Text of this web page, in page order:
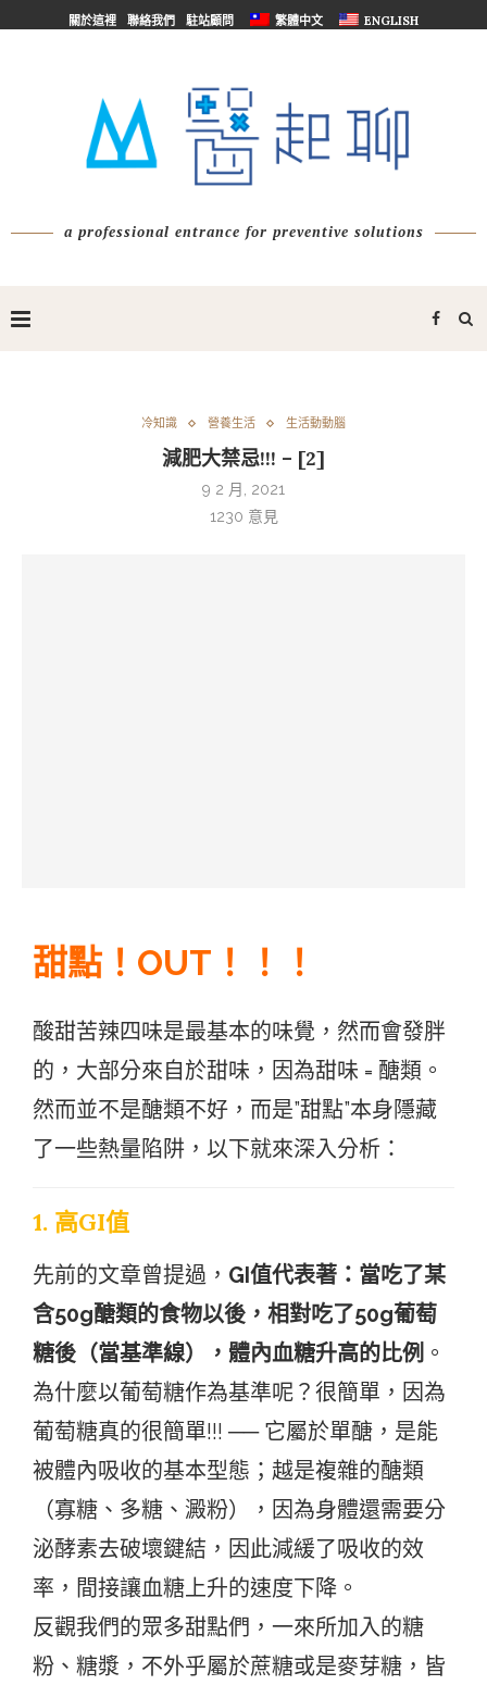
關於這裡 聯絡我們 駐站顧問 繁體中文 ENGLISH
a professional entrance for preventive solutions
冷知識 營養生活 生活動動腦
減肥大禁忌!!! – [2]
9 2 月, 2021
1230 意見
甜點！OUT！！！
酸甜苦辣四味是最基本的味覺，然而會發胖
的，大部分來自於甜味，因為甜味 = 醣類。
然而並不是醣類不好，而是”甜點”本身隱藏
了一些熱量陷阱，以下就來深入分析：
1. 高GI值
先前的文章曾提過， GI值代表著：當吃了某
含50g醣類的食物以後，相對吃了50g葡萄
糖後（當基準線），體內血糖升高的比例 。
為什麼以葡萄糖作為基準呢？很簡單，因為
葡萄糖真的很簡單!!! ── 它屬於單醣，是能
被體內吸收的基本型態；越是複雜的醣類
（寡糖、多糖、澱粉），因為身體還需要分
泌酵素去破壞鍵結，因此減緩了吸收的效
率，間接讓血糖上升的速度下降。
反觀我們的眾多甜點們，一來所加入的糖
粉、糖漿，不外乎屬於蔗糖或是麥芽糖，皆